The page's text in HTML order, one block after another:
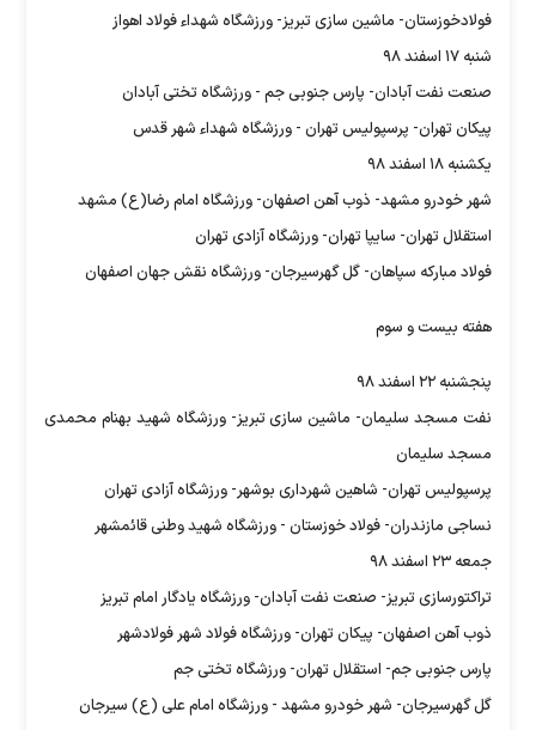
فولادخوزستان- ماشین سازی تبریز- ورزشگاه شهداء فولاد اهواز
شنبه ۱۷ اسفند ۹۸
صنعت نفت آبادان- پارس جنوبی جم - ورزشگاه تختی آبادان
پیکان تهران- پرسپولیس تهران - ورزشگاه شهداء شهر قدس
یکشنبه ۱۸ اسفند ۹۸
شهر خودرو مشهد- ذوب آهن اصفهان- ورزشگاه امام رضا(ع) مشهد
استقلال تهران- سایپا تهران- ورزشگاه آزادی تهران
فولاد مبارکه سپاهان- گل گهرسیرجان- ورزشگاه نقش جهان اصفهان
هفته بیست و سوم
پنجشنبه ۲۲ اسفند ۹۸
نفت مسجد سلیمان- ماشین سازی تبریز- ورزشگاه شهید بهنام محمدی
مسجد سلیمان
پرسپولیس تهران- شاهین شهرداری بوشهر- ورزشگاه آزادی تهران
نساجی مازندران- فولاد خوزستان - ورزشگاه شهید وطنی قائمشهر
جمعه ۲۳ اسفند ۹۸
تراکتورسازی تبریز- صنعت نفت آبادان- ورزشگاه یادگار امام تبریز
ذوب آهن اصفهان- پیکان تهران- ورزشگاه فولاد شهر فولادشهر
پارس جنوبی جم- استقلال تهران- ورزشگاه تختی جم
گل گهرسیرجان- شهر خودرو مشهد - ورزشگاه امام علی (ع) سیرجان